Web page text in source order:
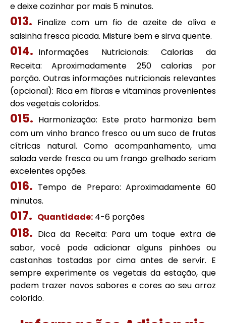
e deixe cozinhar por mais 5 minutos.
Finalize com um fio de azeite de oliva e
salsinha fresca picada. Misture bem e sirva quente.
Informações Nutricionais: Calorias da
Receita: Aproximadamente 250 calorias por
porção. Outras informações nutricionais relevantes
(opcional): Rica em fibras e vitaminas provenientes
dos vegetais coloridos.
Harmonização: Este prato harmoniza bem
com um vinho branco fresco ou um suco de frutas
cítricas natural. Como acompanhamento, uma
salada verde fresca ou um frango grelhado seriam
excelentes opções.
Tempo de Preparo: Aproximadamente 60
minutos.
Quantidade: 4-6 porções
Dica da Receita: Para um toque extra de
sabor, você pode adicionar alguns pinhões ou
castanhas tostadas por cima antes de servir. E
sempre experimente os vegetais da estação, que
podem trazer novos sabores e cores ao seu arroz
colorido.